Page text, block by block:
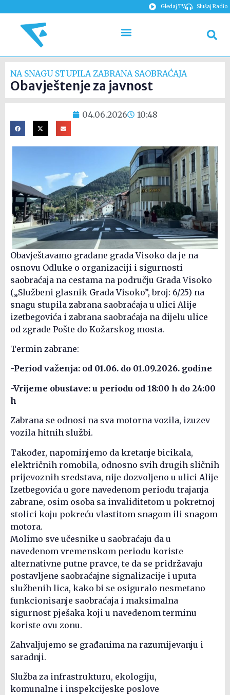
Gledaj TV Slušaj Radio
NA SNAGU STUPILA ZABRANA SAOBRAĆAJA
Obavještenje za javnost
04.06.2026 10:48
Obavještavamo građane grada Visoko da je na
osnovu Odluke o organizaciji i sigurnosti
saobraćaja na cestama na području Grada Visoko
(„Službeni glasnik Grada Visoko”, broj: 6/25) na
snagu stupila zabrana saobraćaja u ulici Alije
izetbegovića i zabrana saobraćaja na dijelu ulice
od zgrade Pošte do Kožarskog mosta.
Termin zabrane:
-Period važenja: od 01.06. do 01.09.2026. godine
-Vrijeme obustave: u periodu od 18:00 h do 24:00
h
Zabrana se odnosi na sva motorna vozila, izuzev
vozila hitnih službi.
Također, napominjemo da kretanje bicikala,
električnih romobila, odnosno svih drugih sličnih
prijevoznih sredstava, nije dozvoljeno u ulici Alije
Izetbegovića u gore navedenom periodu trajanja
zabrane, osim osoba sa invaliditetom u pokretnoj
stolici koju pokreću vlastitom snagom ili snagom
motora.
Molimo sve učesnike u saobraćaju da u
navedenom vremenskom periodu koriste
alternativne putne pravce, te da se pridržavaju
postavljene saobraćajne signalizacije i uputa
službenih lica, kako bi se osiguralo nesmetano
funkcionisanje saobraćaja i maksimalna
sigurnost pješaka koji u navedenom terminu
koriste ovu zonu.
Zahvaljujemo se građanima na razumijevanju i
saradnji.
Služba za infrastrukturu, ekologiju,
komunalne i inspekcijeske poslove